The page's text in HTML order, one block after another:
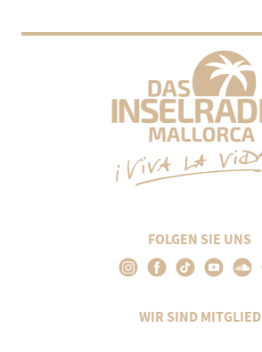
FOLGEN SIE UNS
WIR SIND MITGLIED